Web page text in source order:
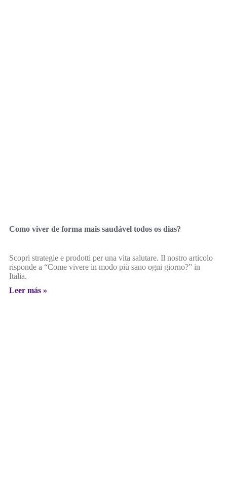
Como viver de forma mais saudável todos os dias?
Scopri strategie e prodotti per una vita salutare. Il nostro articolo
risponde a “Come vivere in modo più sano ogni giorno?” in
Italia.
Leer más »